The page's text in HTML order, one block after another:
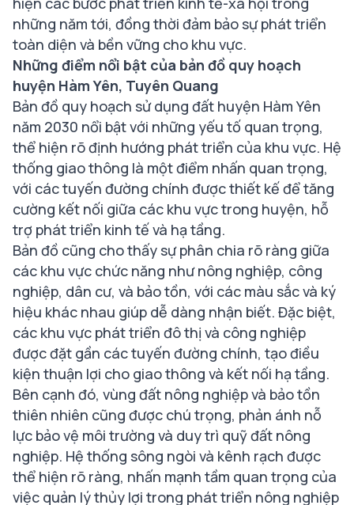
những năm tới, đồng thời đảm bảo sự phát triển
toàn diện và bền vững cho khu vực.
Những điểm nổi bật của bản đồ quy hoạch
huyện Hàm Yên, Tuyên Quang
Bản đồ quy hoạch sử dụng đất huyện Hàm Yên
năm 2030 nổi bật với những yếu tố quan trọng,
thể hiện rõ định hướng phát triển của khu vực. Hệ
thống giao thông là một điểm nhấn quan trọng,
với các tuyến đường chính được thiết kế để tăng
cường kết nối giữa các khu vực trong huyện, hỗ
trợ phát triển kinh tế và hạ tầng.
Bản đồ cũng cho thấy sự phân chia rõ ràng giữa
các khu vực chức năng như nông nghiệp, công
nghiệp, dân cư, và bảo tồn, với các màu sắc và ký
hiệu khác nhau giúp dễ dàng nhận biết. Đặc biệt,
các khu vực phát triển đô thị và công nghiệp
được đặt gần các tuyến đường chính, tạo điều
kiện thuận lợi cho giao thông và kết nối hạ tầng.
Bên cạnh đó, vùng đất nông nghiệp và bảo tồn
thiên nhiên cũng được chú trọng, phản ánh nỗ
lực bảo vệ môi trường và duy trì quỹ đất nông
nghiệp. Hệ thống sông ngòi và kênh rạch được
thể hiện rõ ràng, nhấn mạnh tầm quan trọng của
việc quản lý thủy lợi trong phát triển nông nghiệp